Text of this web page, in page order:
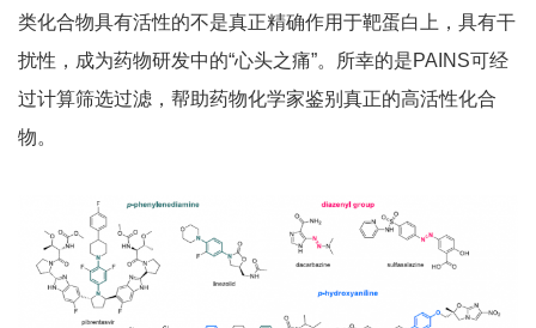
类化合物具有活性的不是真正精确作用于靶蛋白上，具有干
扰性，成为药物研发中的“心头之痛”。所幸的是PAINS可经
过计算筛选过滤，帮助药物化学家鉴别真正的高活性化合
物。